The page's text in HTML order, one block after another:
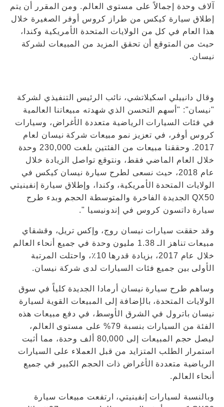
آلاف وحدة إجمالاً على مستوى العالم. ومن المقرر أن يتم
إطلاق سيارة كيكس من طراز كروس أوفر الصغيرة خلال
هذا العام في كل من الولايات المتحدة الأمريكية وكندا،
حيث من المتوقع أن تحقق المزيد من المبيعات لشركة
نيسان.
وقال دانييلي اسكيلاتشي، نائب الرئيس التنفيذي لشركة
"نيسان": "أسهم التحسن الذي شهدته مبيعاتنا العالمية
في فئات السيارات الرياضية متعددة الأغراض، وسيارات
كروس أوفر، في تعزيز نمو مبيعات شركة نيسان لعام
2017. وحققنا مبيعات من الفئتين بلغت 230,000 وحدة
خلال العام الماضي فقط، ونتوقع تواصل الزيادة خلال
عام 2018، حيث نسعى لطرح سيارة نيسان كيكس في
الولايات المتحدة الأمريكية، وكندا، وإطلاق سيارة إنفينيتي
QX50 الجديدة الفاخرة والمتوسطة الحجم وبدء طرح
سيارة داتسون كروس في إندونيسيا ".
وقد حققت سيارات نيسان روج، وإكس تريل، وقشقاي
مبيعات تناهز الـ 1.38 مليون وحدة في جميع أنحاء العالم
خلال عام 2017، بزيادة قدرها 10٪، واحتلت المرتبة
الأولى بين جميع فئات السيارات لدى شركة نيسان.
وساهم طرح سيارة نيسان أرمادا الجديدة كلياً في سوق
الولايات المتحدة، بالإضافة إلى المبيعات القوية لسيارة
نيسان باترول في الشرق الأوسط، في دفع مبيعات هذه
الفئة من السيارات بنسبة 79% على مستوى العالم،
ليصل حجم المبيعات إلى 80,000 ألف وحدة، مما أثبت
استمرار الطلب المتزايد من قبل العملاء على السيارات
الرياضية متعددة الأغراض ذات الحجم الكبير في جميع
أنحاء العالم.
وبالنسبة لسيارات إنفينيتي، ارتفعت مبيعات سيارة